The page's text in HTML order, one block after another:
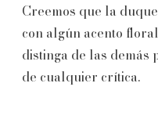
Creemos que la
con algún acento
distinga de las
de cualquier crítica.